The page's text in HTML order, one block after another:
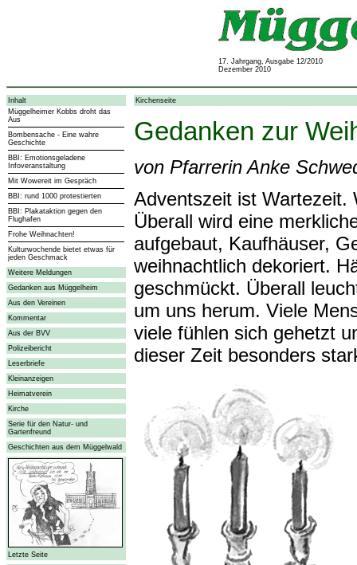
17. Jahrgang, Ausgabe 12/2010
Dezember 2010
Inhalt
Müggelheimer Kobbs droht das
Aus
Bombensache - Eine wahre
Geschichte
BBI: Emotionsgeladene
Infoveranstaltung
Mit Wowereit im Gespräch
BBI: rund 1000 protestierten
BBI: Plakataktion gegen den
Flughafen
Frohe Weihnachten!
Kulturwochende bietet etwas für
jeden Geschmack
Weitere Meldungen
Gedanken aus Müggelheim
Aus den Vereinen
Kommentar
Aus der BVV
Polizeibericht
Leserbriefe
Kleinanzeigen
Heimatverein
Kirche
Serie für den Natur- und
Gartenfreund
Geschichten aus dem Müggelwald
Letzte Seite
Kirchenseite
Gedanken zur
von Pfarrerin Anke
Adventszeit ist Wartezeit.
Überall wird eine
aufgebaut, Kaufhäuser,
weihnachtlich dekoriert.
geschmückt. Überall
um uns herum. Viele
viele fühlen sich gehetzt
dieser Zeit besonders